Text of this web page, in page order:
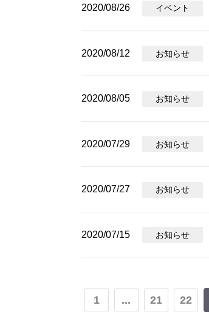
2020/08/26 イベント
2020/08/12 お知らせ
2020/08/05 お知らせ
2020/07/29 お知らせ
2020/07/27 お知らせ
2020/07/15 お知らせ
1 ... 21 22